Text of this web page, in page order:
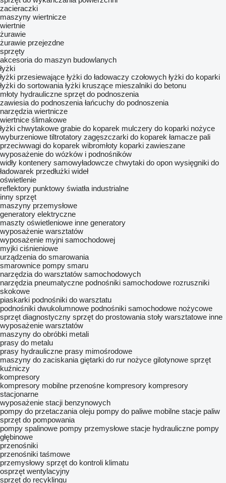
zacieraczki
maszyny wiertnicze
wiertnie
żurawie
żurawie przejezdne
sprzęty
akcesoria do maszyn budowlanych
łyżki
łyżki przesiewające łyżki do ładowaczy czołowych łyżki do koparki
łyżki do sortowania łyżki kruszące mieszalniki do betonu
młoty hydrauliczne sprzęt do podnoszenia
zawiesia do podnoszenia łańcuchy do podnoszenia
narzędzia wiertnicze
wiertnice ślimakowe
łyżki chwytakowe grabie do koparek mulczery do koparki nożyce
wyburzeniowe tiltrotatory zagęszczarki do koparek łamacze pali
przeciwwagi do koparek wibromłoty koparki zawieszane
wyposażenie do wózków i podnośników
widły kontenery samowyładowcze chwytaki do opon wysięgniki do
ładowarek przedłużki wideł
oświetlenie
reflektory punktowу światła industrialne
inny sprzęt
maszyny przemysłowe
generatory elektryczne
maszty oświetleniowe inne generatory
wyposażenie warsztatów
wyposażenie myjni samochodowej
myjki ciśnieniowe
urządzenia do smarowania
smarownice pompy smaru
narzędzia do warsztatów samochodowych
narzędzia pneumatyczne podnośniki samochodowe rozruszniki
skokowe
piaskarki podnośniki do warsztatu
podnośniki dwukolumnowe podnośniki samochodowe nożycowe
sprzęt diagnostyczny sprzęt do prostowania stoły warsztatowe inne
wyposażenie warsztatów
maszyny do obróbki metali
prasy do metalu
prasy hydrauliczne prasy mimośrodowe
maszyny do zaciskania giętarki do rur nożyce gilotynowe sprzęt
kuźniczy
kompresory
kompresory mobilne przenośne kompresory kompresory
stacjonarne
wyposażenie stacji benzynowych
pompy do przetaczania oleju pompy do paliwe mobilne stacje paliw
sprzęt do pompowania
pompy spalinowe pompy przemysłowe stacje hydrauliczne pompy
głębinowe
przenośniki
przenośniki taśmowe
przemysłowy sprzęt do kontroli klimatu
osprzęt wentylacyjny
sprzęt do recyklingu